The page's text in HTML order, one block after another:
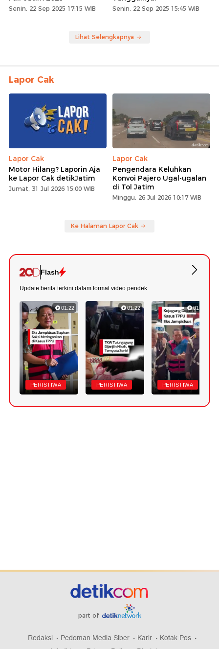
Senin, 22 Sep 2025 17:15 WIB Senin, 22 Sep 2025 15:45 WIB
Lihat Selengkapnya
Lapor Cak
Lapor Cak
Motor Hilang? Laporin Aja
ke Lapor Cak detikJatim
Jumat, 31 Jul 2026 15:00 WIB
Lapor Cak
Pengendara Keluhkan
Konvoi Pajero Ugal-ugalan
di Tol Jatim
Minggu, 26 Jul 2026 10:17 WIB
Ke Halaman Lapor Cak
Flash
Update berita terkini dalam format video pendek.
01:22
PERISTIWA
01:22
PERISTIWA
01:18
PERISTIWA
part of
Redaksi Pedoman Media Siber Karir
Kotak Pos